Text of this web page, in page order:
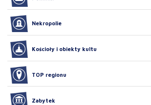
Nekropolie
Kościoły i obiekty kultu
TOP regionu
Zabytek